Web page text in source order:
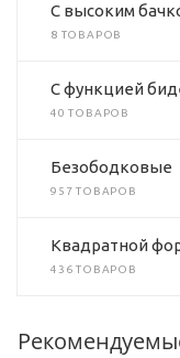
C высоким
8 ТОВАРОВ
C функцией
40 ТОВАРОВ
Безободковые
957 ТОВАРОВ
Квадратной
436 ТОВАРОВ